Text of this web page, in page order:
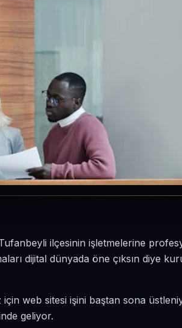
ilçesinin işletmelerine
dijital dünyada öne çıksın diye
web sitesi işini baştan sona
geliyor.